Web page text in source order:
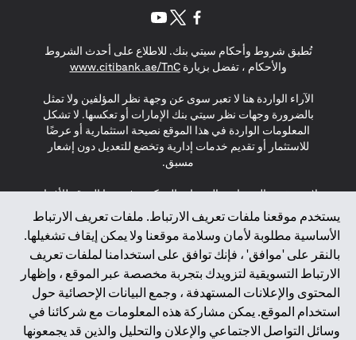
يستخدم موقعنا ملفات تعريف الارتباط. ملفات تعريف الارتباط
الأساسية مطلوبة لأمان وسلامة موقعنا ولا يمكن إيقاف تشغيلها.
بالنقر على 'موافق' ، فإنك توافق على استخدامنا لملفات تعريف
الارتباط التسويقية لتزويدك بتجربة مخصصة عبر الموقع ، وإظهار
المحتوى والإعلانات المستهدفة ، وجمع البيانات الإحصائية حول
استخدام الموقع. يمكن مشاركة هذه المعلومات مع شركائنا في
وسائل التواصل الاجتماعي والإعلان والتحليل والذين قد يجمعونها
تُطبق شروط وأحكام سيتي بنك. للاطلاع على أحدث الشروط
والأحكام ، تفضل بزيارةwww.citibank.ae/TnC
(opens in a new tab)
الآراء الواردة هنا لا تعبر سوى عن وجهة نظر المؤلفين ولا تمثل
بالضرورة وجهات نظر سيتي بنك الإمارات أو تعكسها. لا تشكل
المعلومات الواردة في هذا الموقع نصيحة استثمارية أو عرضًا
للاستثمار أو تقديم خدمات إدارية وتخضع للتعديل دون إشعار
مسبق.
لا يتم تقديم المنتجات والخدمات المذكورة في هذا الموقع للأفراد
المقيمين في الاتحاد الأوروبي أو المنطقة الاقتصادية الأوروبية أو
سويسرا أو غيرنسي أو جيرسي أو موناكو أو سان مارينو أو
الفاتيكان أو جزيرة مان أو المملكة المتحدة أو خصوصية البيانات
(لائحة حماية البيانات العامة \ قانون حماية البيانات الشخصية
العامة \ قانون خصوصية نيوزيلندا). المحتوى الموجود في هذه
الصفحة ليس ولا ينبغي تفسيره على أنه عرض أو دعوة أو دعوة
لشراء أو بيع أي من المنتجات والخدمات المذكورة هنا لمثل هؤلاء
الأفراد.